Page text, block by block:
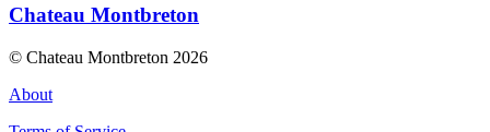
Chateau Montbreton
© Chateau Montbreton 2026
About